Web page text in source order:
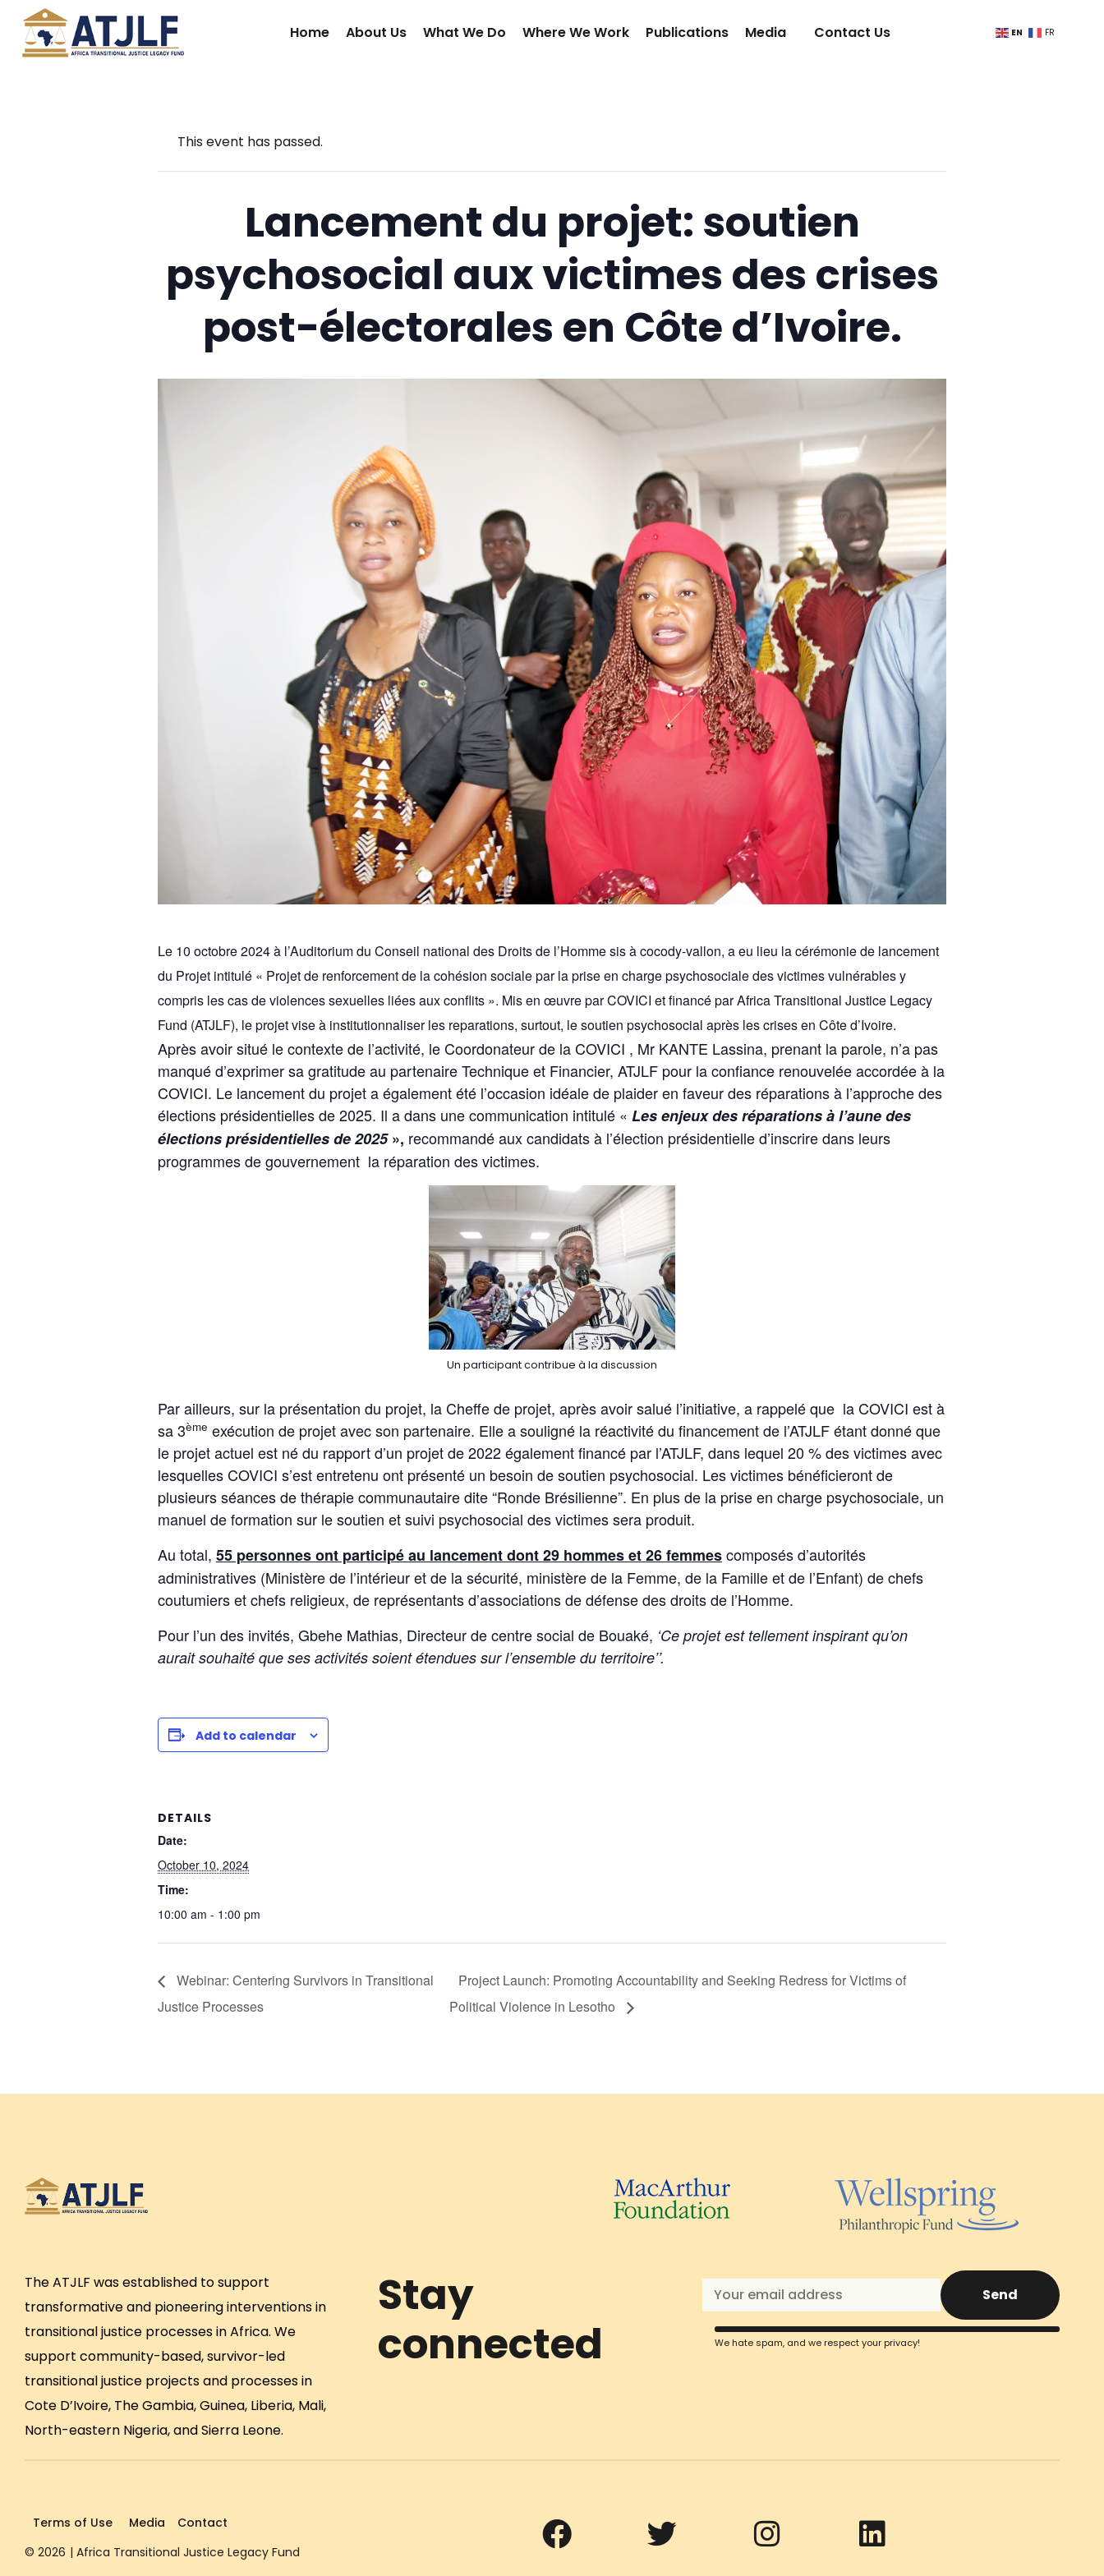
Home About Us What We Do Where We Work Publications Media Contact Us EN FR
This event has passed.
Lancement du projet: soutien
psychosocial aux victimes des crises
post-électorales en Côte d’Ivoire.
Le 10 octobre 2024 à l’Auditorium du Conseil national des Droits de l’Homme sis à cocody-vallon, a eu lieu la cérémonie de lancement
du Projet intitulé « Projet de renforcement de la cohésion sociale par la prise en charge psychosociale des victimes vulnérables y
compris les cas de violences sexuelles liées aux conflits ». Mis en œuvre par COVICI et financé par Africa Transitional Justice Legacy
Fund (ATJLF), le projet vise à institutionnaliser les reparations, surtout, le soutien psychosocial après les crises en Côte d’Ivoire.
Après avoir situé le contexte de l’activité, le Coordonateur de la COVICI , Mr KANTE Lassina, prenant la parole, n’a pas
manqué d’exprimer sa gratitude au partenaire Technique et Financier, ATJLF pour la confiance renouvelée accordée à la
COVICI. Le lancement du projet a également été l’occasion idéale de plaider en faveur des réparations à l’approche des
élections présidentielles de 2025. Il a dans une communication intitulé « Les enjeux des réparations à l’aune des
élections présidentielles de 2025», recommandé aux candidats à l’élection présidentielle d’inscrire dans leurs
programmes de gouvernement la réparation des victimes.
Un participant contribue à la discussion
Par ailleurs, sur la présentation du projet, la Cheffe de projet, après avoir salué l’initiative, a rappelé que la COVICI est à
sa 3ème exécution de projet avec son partenaire. Elle a souligné la réactivité du financement de l’ATJLF étant donné que
le projet actuel est né du rapport d’un projet de 2022 également financé par l’ATJLF, dans lequel 20 % des victimes avec
lesquelles COVICI s’est entretenu ont présenté un besoin de soutien psychosocial. Les victimes bénéficieront de
plusieurs séances de thérapie communautaire dite “Ronde Brésilienne”. En plus de la prise en charge psychosociale, un
manuel de formation sur le soutien et suivi psychosocial des victimes sera produit.
Au total, 55 personnes ont participé au lancement dont 29 hommes et 26 femmescomposés d’autorités
administratives (Ministère de l’intérieur et de la sécurité, ministère de la Femme, de la Famille et de l’Enfant) de chefs
coutumiers et chefs religieux, de représentants d’associations de défense des droits de l’Homme.
Pour l’un des invités, Gbehe Mathias, Directeur de centre social de Bouaké, ‘Ce projet est tellement inspirant qu’on
aurait souhaité que ses activités soient étendues sur l’ensemble du territoire’’.
Add to calendar
DETAILS
Date:
October 10, 2024
Time:
10:00 am - 1:00 pm
Webinar: Centering Survivors in Transitional
Justice Processes
Project Launch: Promoting Accountability and Seeking Redress for Victims of
Political Violence in Lesotho
The ATJLF was established to support
transformative and pioneering interventions in
transitional justice processes in Africa. We
support community-based, survivor-led
transitional justice projects and processes in
Cote D’Ivoire, The Gambia, Guinea, Liberia, Mali,
North-eastern Nigeria, and Sierra Leone.
Stay
connected
Send
We hate spam, and we respect your privacy!
Terms of Use Media
Contact
© 2026 | Africa Transitional Justice Legacy Fund